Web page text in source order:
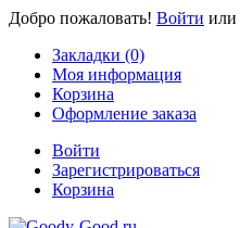
Добро пожаловать! Войти или
Закладки (0)
Моя информация
Корзина
Оформление заказа
Войти
Зарегистрироваться
Корзина